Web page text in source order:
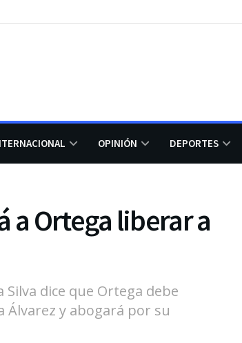
OPINIÓN DEPORTES
a Ortega liberar a
dice que Ortega debe
y abogará por su